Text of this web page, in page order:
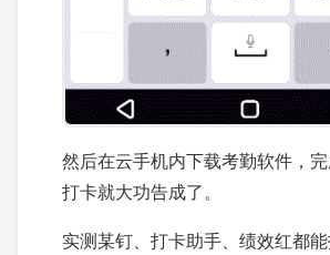
然后在云手机内下载考勤软件，
打卡就大功告成了。
实测某钉、打卡助手、绩效红都能